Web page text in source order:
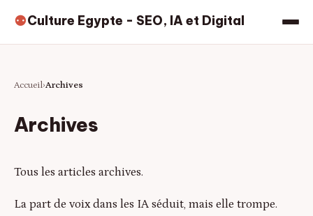
⚉Culture Egypte - SEO, IA et Digital
Accueil Archives
Archives
Tous les articles archives.
La part de voix dans les IA séduit, mais elle trompe.